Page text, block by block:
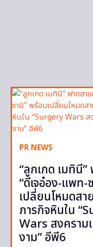
PR NEWS
“ลูกเกด เมทินี”
“ดีเจอ๋อง-แพท-
เปลี่ยนโหมดสา
ภารกิจหินใน
Wars สงคราม
งาม” อีพี6